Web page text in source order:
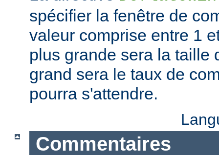
spécifier la fenêtre de
valeur comprise entre 1
plus grande sera la taille
grand sera le taux de
pourra s'attendre.
Commentaires